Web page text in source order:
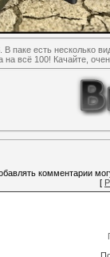
. В паке есть несколько
всё 100! Качайте,
комментарии
[